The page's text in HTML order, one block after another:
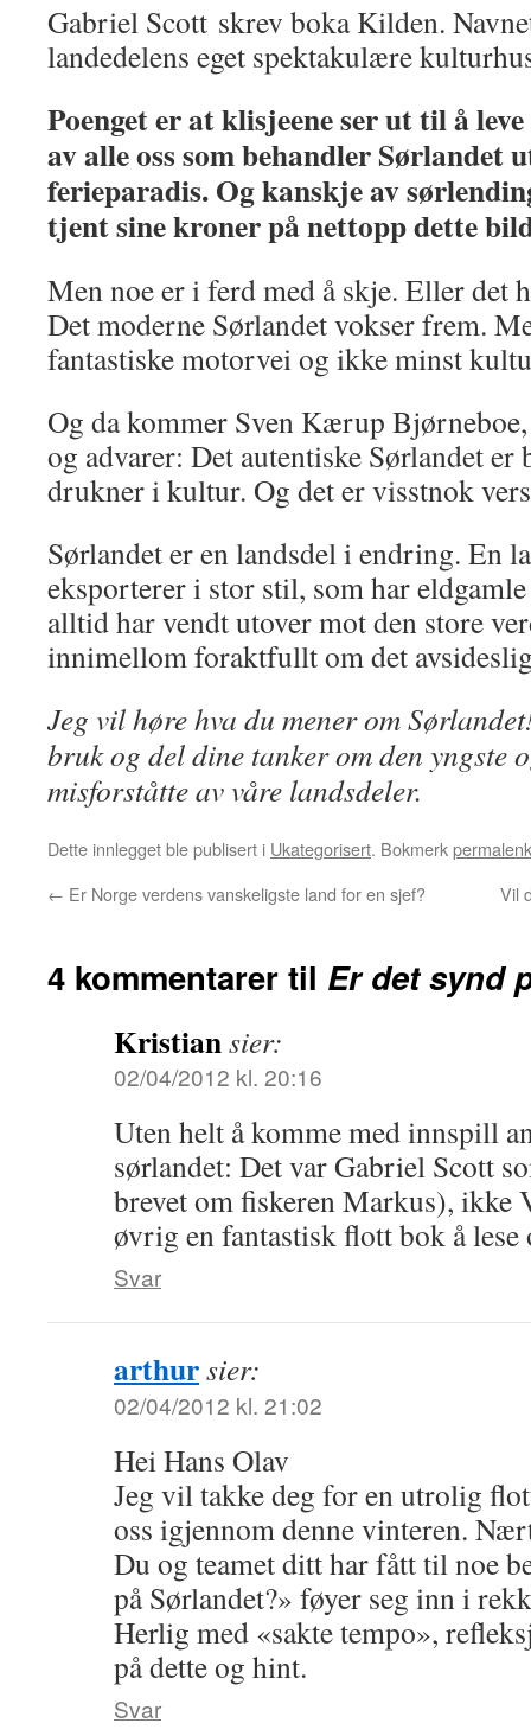
Gabriel Scott skrev boka Kilden.
landedelens eget spektakulære
Poenget er at klisjeene ser ut til å
av alle oss som behandler Sørlandet
ferieparadis. Og kanskje av
tjent sine kroner på nettopp dette
Men noe er i ferd med å skje. Eller det
Det moderne Sørlandet vokser frem.
fantastiske motorvei og ikke minst
Og da kommer Sven Kærup
og advarer: Det autentiske Sørlandet er
drukner i kultur. Og det er visstnok
Sørlandet er en landsdel i endring. En
eksporterer i stor stil, som har
alltid har vendt utover mot den store
innimellom foraktfullt om det
Jeg vil høre hva du mener om
bruk og del dine tanker om den yngste
misforståtte av våre landsdeler.
Dette innlegget ble publisert i Ukategorisert. Bokmerk
← Er Norge verdens vanskeligste land for en sjef? Vil
4 kommentarer til Er det synd
Kristiansier:
02/04/2012 kl. 20:16
Uten helt å komme med innspill
sørlandet: Det var Gabriel Scott
brevet om fiskeren Markus), ikke
øvrig en fantastisk flott bok å lese
Svar
arthursier:
02/04/2012 kl. 21:02
Hei Hans Olav
Jeg vil takke deg for en utrolig
oss igjennom denne vinteren.
Du og teamet ditt har fått til noe
på Sørlandet?» føyer seg inn i
Herlig med «sakte tempo»,
på dette og hint.
Svar